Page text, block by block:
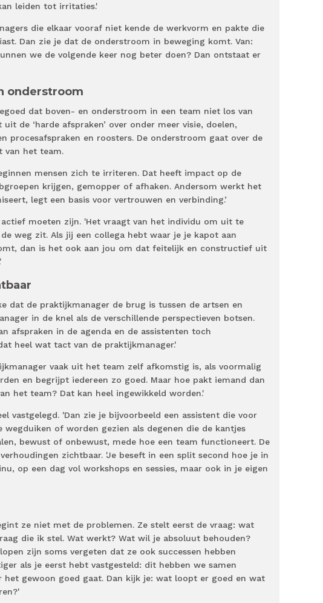
leiden tot irritaties.'
die elkaar vooraf niet kende de werkvorm en pakte die
Dan zie je dat de onderstroom in beweging komt. Van:
we de volgende keer nog beter doen? Dan ontstaat er
onderstroom
dat boven- en onderstroom in een team niet los van
de ‘harde afspraken’ over onder meer visie, doelen,
procesafspraken en roosters. De onderstroom gaat over de
van het team.
mensen zich te irriteren. Dat heeft impact op de
krijgen, gemopper of afhaken. Andersom werkt het
legt een basis voor vertrouwen en verbinding.’
moeten zijn. 'Het vraagt van het individu om uit te
weg zit. Als jij een collega hebt waar je je kapot aan
dan is het ook aan jou om dat feitelijk en constructief uit
dat de praktijkmanager de brug is tussen de artsen en
in de knel als de verschillende perspectieven botsen.
afspraken in de agenda en de assistenten toch
heel wat tact van de praktijkmanager.'
vaak uit het team zelf afkomstig is, als voormalig
en begrijpt iedereen zo goed. Maar hoe pakt iemand dan
het team? Dat kan heel ingewikkeld worden.'
vastgelegd. 'Dan zie je bijvoorbeeld een assistent die voor
wegduiken of worden gezien als degenen die de kantjes
bewust of onbewust, mede hoe een team functioneert. De
zichtbaar. 'Je beseft in een split second hoe je in
op een dag vol workshops en sessies, maar ook in je eigen
ze niet met de problemen. Ze stelt eerst de vraag: wat
die ik stel. Wat werkt? Wat wil je absoluut behouden?
zijn soms vergeten dat ze ook successen hebben
als je eerst hebt vastgesteld: dit hebben we samen
het gewoon goed gaat. Dan kijk je: wat loopt er goed en wat